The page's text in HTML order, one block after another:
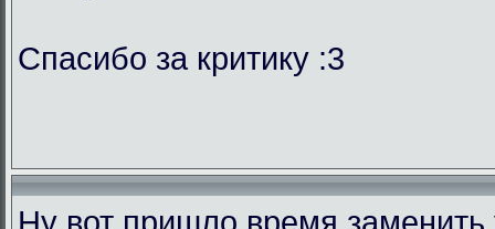
Спасибо за критику :3
Ну вот пришло время